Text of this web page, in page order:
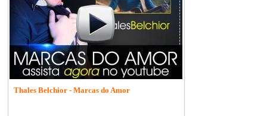
Thales Belchior - Marcas do Amor